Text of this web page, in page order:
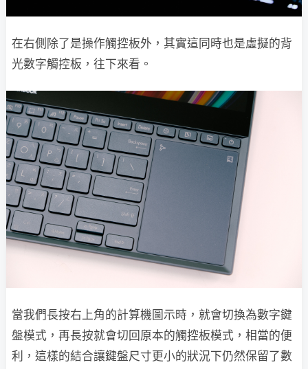
在右側除了是操作觸控板外，其實這同時也是虛擬的背
光數字觸控板，往下來看。
當我們長按右上角的計算機圖示時，就會切換為數字鍵
盤模式，再長按就會切回原本的觸控板模式，相當的便
利，這樣的結合讓鍵盤尺寸更小的狀況下仍然保留了數